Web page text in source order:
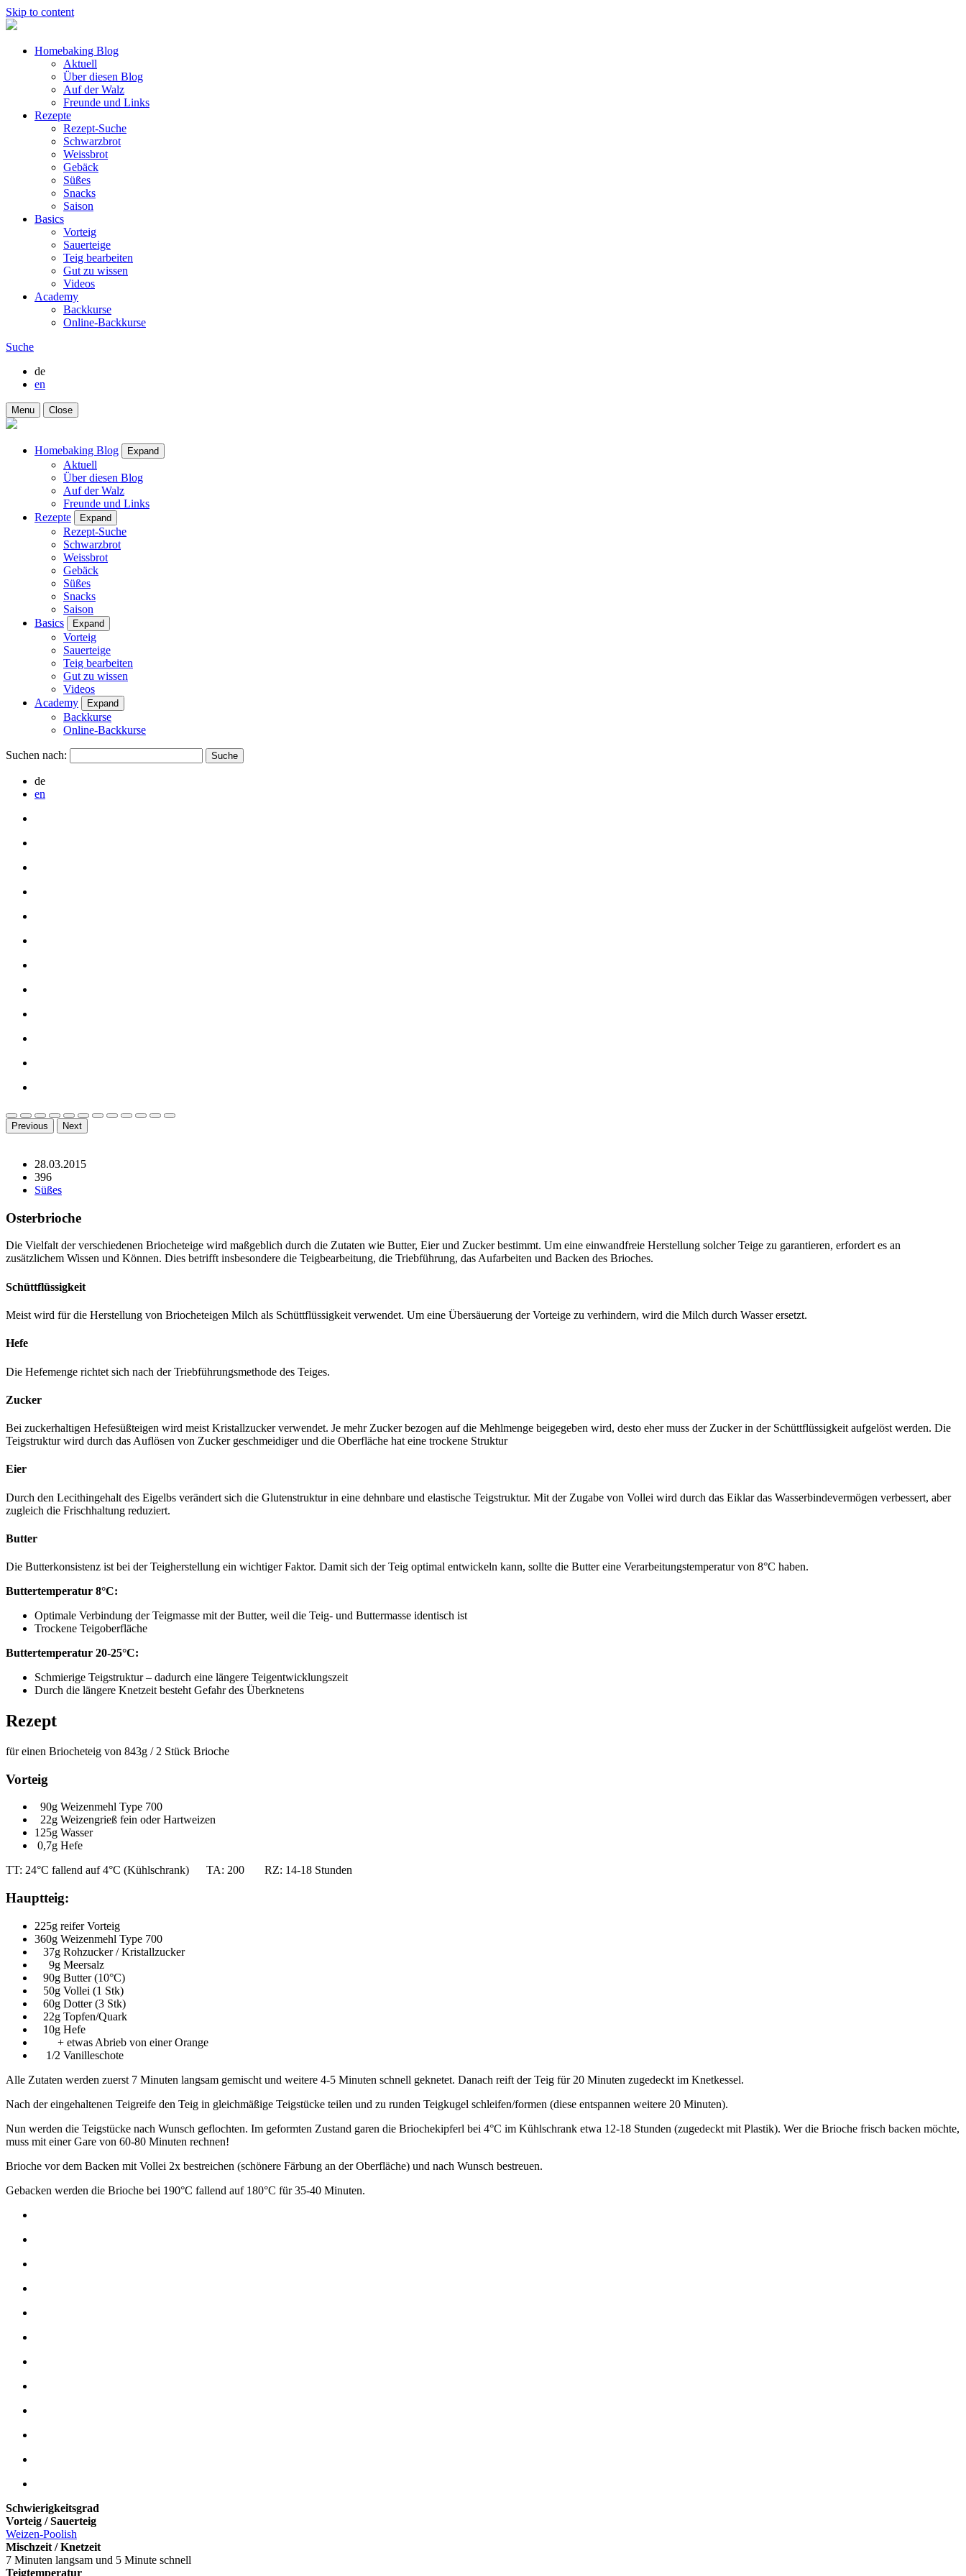
Skip to content
Homebaking Blog
Aktuell
Über diesen Blog
Auf der Walz
Freunde und Links
Rezepte
Rezept-Suche
Schwarzbrot
Weissbrot
Gebäck
Süßes
Snacks
Saison
Basics
Vorteig
Sauerteige
Teig bearbeiten
Gut zu wissen
Videos
Academy
Backkurse
Online-Backkurse
Suche
de
en
Menu Close
Homebaking Blog Expand
Aktuell
Über diesen Blog
Auf der Walz
Freunde und Links
Rezepte
Expand
Rezept-Suche
Schwarzbrot
Weissbrot
Gebäck
Süßes
Snacks
Saison
Basics
Expand
Vorteig
Sauerteige
Teig bearbeiten
Gut zu wissen
Videos
Academy
Expand
Backkurse
Online-Backkurse
Suchen nach:
de
en
Previous Next
28.03.2015
396
Süßes
Osterbrioche
Die Vielfalt der verschiedenen Briocheteige wird maßgeblich durch die Zutaten wie Butter, Eier und Zucker bestimmt. Um eine einwandfreie Herstellung solcher Teige zu garantieren, erfordert es an
zusätzlichem Wissen und Können. Dies betrifft insbesondere die Teigbearbeitung, die Triebführung, das Aufarbeiten und Backen des Brioches.
Schüttflüssigkeit
Meist wird für die Herstellung von Briocheteigen Milch als Schüttflüssigkeit verwendet. Um eine Übersäuerung der Vorteige zu verhindern, wird die Milch durch Wasser ersetzt.
Hefe
Die Hefemenge richtet sich nach der Triebführungsmethode des Teiges.
Zucker
Bei zuckerhaltigen Hefesüßteigen wird meist Kristallzucker verwendet. Je mehr Zucker bezogen auf die Mehlmenge beigegeben wird, desto eher muss der Zucker in der Schüttflüssigkeit aufgelöst werden. Die
Teigstruktur wird durch das Auflösen von Zucker geschmeidiger und die Oberfläche hat eine trockene Struktur
Eier
Durch den Lecithingehalt des Eigelbs verändert sich die Glutenstruktur in eine dehnbare und elastische Teigstruktur. Mit der Zugabe von Vollei wird durch das Eiklar das Wasserbindevermögen verbessert, aber
zugleich die Frischhaltung reduziert.
Butter
Die Butterkonsistenz ist bei der Teigherstellung ein wichtiger Faktor. Damit sich der Teig optimal entwickeln kann, sollte die Butter eine Verarbeitungstemperatur von 8°C haben.
Buttertemperatur 8°C:
Optimale Verbindung der Teigmasse mit der Butter, weil die Teig- und Buttermasse identisch ist
Trockene Teigoberfläche
Buttertemperatur 20-25°C:
Schmierige Teigstruktur – dadurch eine längere Teigentwicklungszeit
Durch die längere Knetzeit besteht Gefahr des Überknetens
Rezept
für einen Briocheteig von 843g / 2 Stück Brioche
Vorteig
90g Weizenmehl Type 700
22g Weizengrieß fein oder Hartweizen
125g Wasser
0,7g Hefe
TT: 24°C fallend auf 4°C (Kühlschrank) TA: 200 RZ: 14-18 Stunden
Hauptteig:
225g reifer Vorteig
360g Weizenmehl Type 700
37g Rohzucker / Kristallzucker
9g Meersalz
90g Butter (10°C)
50g Vollei (1 Stk)
60g Dotter (3 Stk)
22g Topfen/Quark
10g Hefe
+ etwas Abrieb von einer Orange
1/2 Vanilleschote
Alle Zutaten werden zuerst 7 Minuten langsam gemischt und weitere 4-5 Minuten schnell geknetet. Danach reift der Teig für 20 Minuten zugedeckt im Knetkessel.
Nach der eingehaltenen Teigreife den Teig in gleichmäßige Teigstücke teilen und zu runden Teigkugel schleifen/formen (diese entspannen weitere 20 Minuten).
Nun werden die Teigstücke nach Wunsch geflochten. Im geformten Zustand garen die Briochekipferl bei 4°C im Kühlschrank etwa 12-18 Stunden (zugedeckt mit Plastik). Wer die Brioche frisch backen möchte,
muss mit einer Gare von 60-80 Minuten rechnen!
Brioche vor dem Backen mit Vollei 2x bestreichen (schönere Färbung an der Oberfläche) und nach Wunsch bestreuen.
Gebacken werden die Brioche bei 190°C fallend auf 180°C für 35-40 Minuten.
Schwierigkeitsgrad
Vorteig / Sauerteig
Weizen-Poolish
Mischzeit / Knetzeit
7 Minuten langsam und 5 Minute schnell
Teigtemperatur